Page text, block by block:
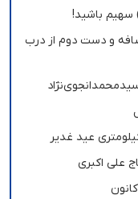
سهیم باشید!
و دست دوم از درب
عید غدیر